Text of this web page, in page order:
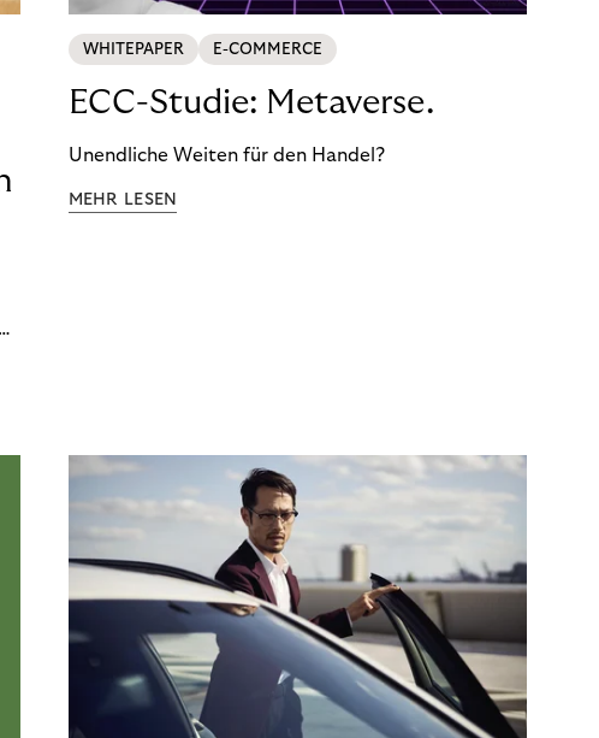
WHITEPAPER E-COMMERCE
ECC-Studie: Metaverse.
Unendliche Weiten für den Handel?
MEHR LESEN